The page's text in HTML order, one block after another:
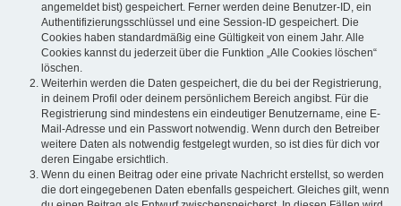
angemeldet bist) gespeichert. Ferner werden deine Benutzer-ID, ein
Authentifizierungsschlüssel und eine Session-ID gespeichert. Die
Cookies haben standardmäßig eine Gültigkeit von einem Jahr. Alle
Cookies kannst du jederzeit über die Funktion „Alle Cookies löschen“
löschen.
Weiterhin werden die Daten gespeichert, die du bei der Registrierung,
in deinem Profil oder deinem persönlichem Bereich angibst. Für die
Registrierung sind mindestens ein eindeutiger Benutzername, eine E-
Mail-Adresse und ein Passwort notwendig. Wenn durch den Betreiber
weitere Daten als notwendig festgelegt wurden, so ist dies für dich vor
deren Eingabe ersichtlich.
Wenn du einen Beitrag oder eine private Nachricht erstellst, so werden
die dort eingegebenen Daten ebenfalls gespeichert. Gleiches gilt, wenn